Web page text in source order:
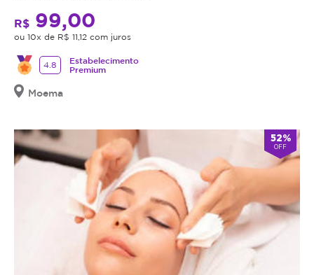
R$ 99,00
ou 10x de R$ 11,12 com juros
4.8
Estabelecimento
Premium
Moema
52%
OFF